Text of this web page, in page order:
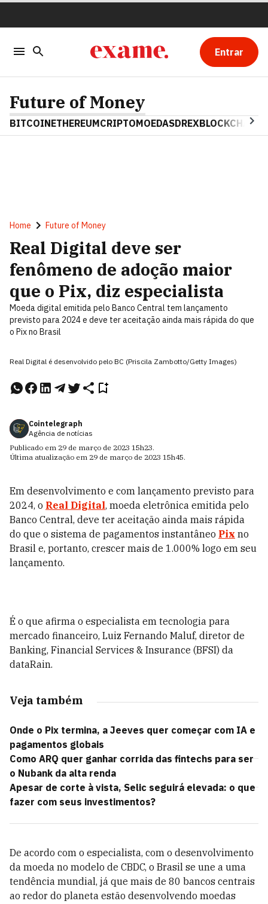
Entrar
Future of Money
BITCOINETHEREUMCRIPTOMOEDASDREXBLOCKCHAIN
Home Future of Money
Real Digital deve ser
fenômeno de adoção maior
que o Pix, diz especialista
Moeda digital emitida pelo Banco Central tem lançamento
previsto para 2024 e deve ter aceitação ainda mais rápida do que
o Pix no Brasil
Real Digital é desenvolvido pelo BC (Priscila Zambotto/Getty Images)
Cointelegraph
Agência de notícias
Publicado em 29 de março de 2023 15h23.
Última atualização em 29 de março de 2023 15h45.
Em desenvolvimento e com lançamento previsto para
2024, o Real Digital, moeda eletrônica emitida pelo
Banco Central, deve ter aceitação ainda mais rápida
do que o sistema de pagamentos instantâneo Pix no
Brasil e, portanto, crescer mais de 1.000% logo em seu
lançamento.
É o que afirma o especialista em tecnologia para
mercado financeiro, Luiz Fernando Maluf, diretor de
Banking, Financial Services & Insurance (BFSI) da
dataRain.
Veja também
Onde o Pix termina, a Jeeves quer começar com IA e
pagamentos globais
Como ARQ quer ganhar corrida das fintechs para ser
o Nubank da alta renda
Apesar de corte à vista, Selic seguirá elevada: o que
fazer com seus investimentos?
De acordo com o especialista, com o desenvolvimento
da moeda no modelo de CBDC, o Brasil se une a uma
tendência mundial, já que mais de 80 bancos centrais
ao redor do planeta estão desenvolvendo moedas